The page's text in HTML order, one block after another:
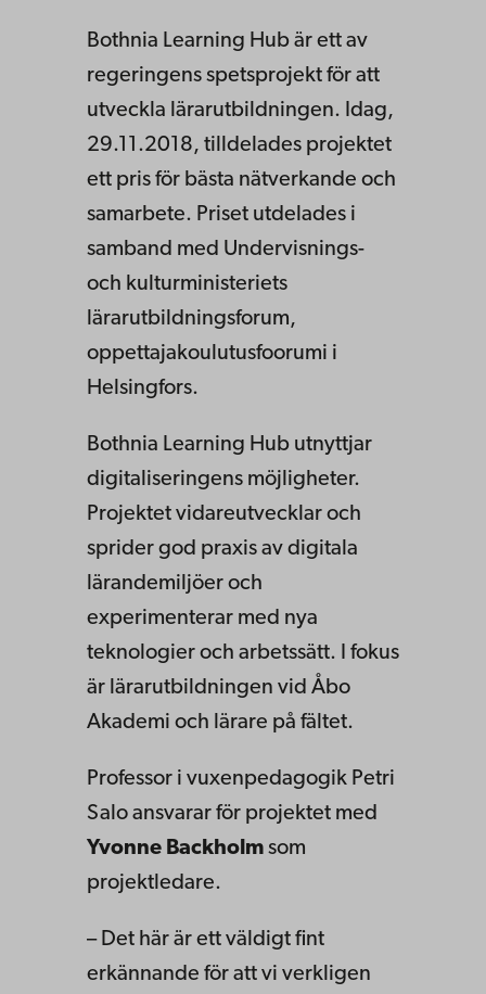
Bothnia Learning Hub är ett av
regeringens spetsprojekt för att
utveckla lärarutbildningen. Idag,
29.11.2018, tilldelades projektet
ett pris för bästa nätverkande och
samarbete. Priset utdelades i
samband med Undervisnings-
och kulturministeriets
lärarutbildningsforum,
oppettajakoulutusfoorumi i
Helsingfors.
Bothnia Learning Hub utnyttjar
digitaliseringens möjligheter.
Projektet vidareutvecklar och
sprider god praxis av digitala
lärandemiljöer och
experimenterar med nya
teknologier och arbetssätt. I fokus
är lärarutbildningen vid Åbo
Akademi och lärare på fältet.
Professor i vuxenpedagogik Petri
Salo ansvarar för projektet med
Yvonne Backholm som
projektledare.
– Det här är ett väldigt fint
erkännande för att vi verkligen